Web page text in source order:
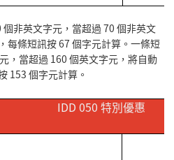
非英文字元，當超過 70 個非英文
每條短訊按 67 個字元計算。一條短
，當超過 160 個英文字元，將自動
153 個字元計算。
IDD 050 特別優惠